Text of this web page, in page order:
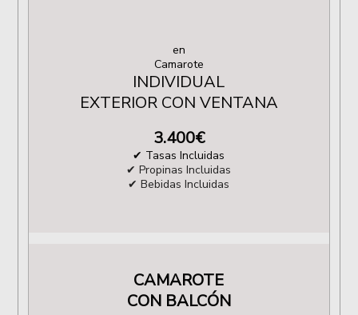
en
Camarote
INDIVIDUAL
EXTERIOR CON VENTANA
3.400€
✔ Tasas Incluidas
✔ Propinas Incluidas
✔ Bebidas Incluidas
CAMAROTE
CON BALCÓN